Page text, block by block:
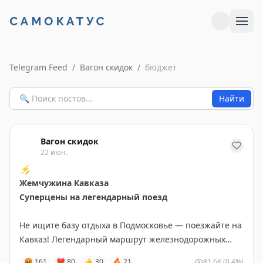
Telegram Feed / Вагон скидок / бюджет
Найти
Вагон скидок
22 июн.
⚡️
Жемчужина Кавказа
Суперцены на легендарный поезд
Не ищите базу отдыха в Подмосковье — поезжайте на
Кавказ! Легендарный маршрут железнодорожных